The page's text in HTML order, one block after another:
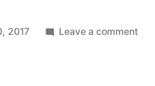
2017 Leave a comment